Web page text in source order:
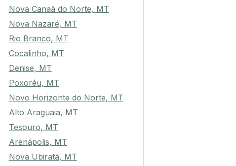
Nova Canaã do Norte, MT
Nova Nazaré, MT
Rio Branco, MT
Cocalinho, MT
Denise, MT
Poxoréu, MT
Novo Horizonte do Norte, MT
Alto Araguaia, MT
Tesouro, MT
Arenápolis, MT
Nova Ubiratã, MT